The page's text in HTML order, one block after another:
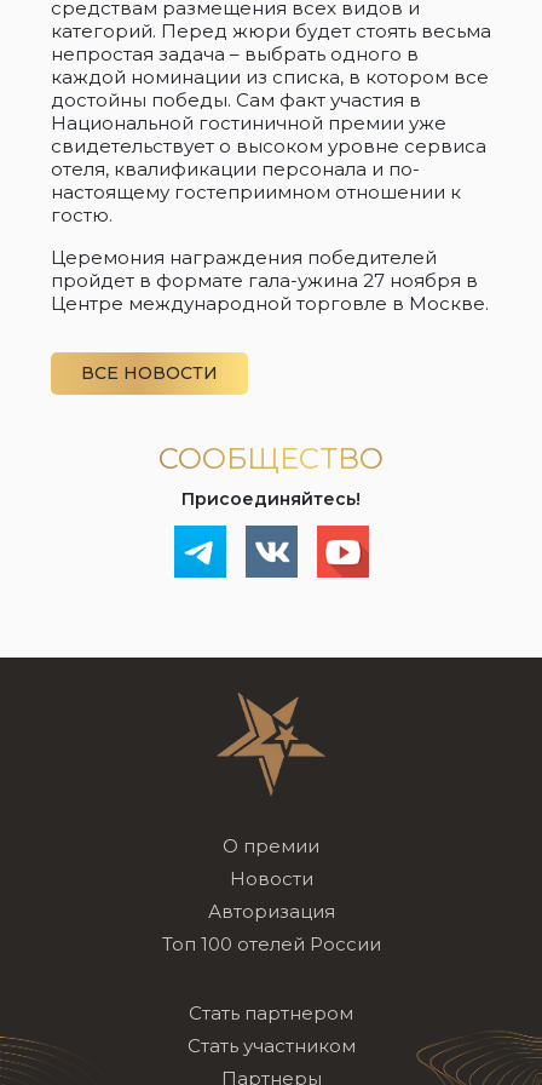
средствам размещения всех видов и
категорий. Перед жюри будет стоять весьма
непростая задача – выбрать одного в
каждой номинации из списка, в котором все
достойны победы. Сам факт участия в
Национальной гостиничной премии уже
свидетельствует о высоком уровне сервиса
отеля, квалификации персонала и по-
настоящему гостеприимном отношении к
гостю.
Церемония награждения победителей
пройдет в формате гала-ужина 27 ноября в
Центре международной торговле в Москве.
ВСЕ НОВОСТИ
СООБЩЕСТВО
Присоединяйтесь!
О премии
Новости
Авторизация
Топ 100 отелей России
Стать партнером
Стать участником
Партнеры